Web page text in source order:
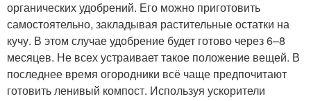
органических удобрений. Его можно приготовить
самостоятельно, закладывая растительные остатки на
кучу. В этом случае удобрение будет готово через 6–8
месяцев. Не всех устраивает такое положение вещей. В
последнее время огородники всё чаще предпочитают
готовить ленивый компост. Используя ускорители